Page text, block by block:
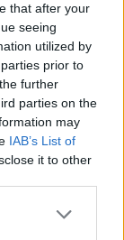
that after your
seeing
utilized by
prior to
further
parties on the
may
IAB’s List of
it to other
a
18-án
új
társaság fogja
és üzleti